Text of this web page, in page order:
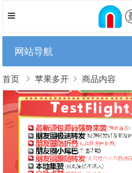
网站导航
首页 苹果多开 商品内容